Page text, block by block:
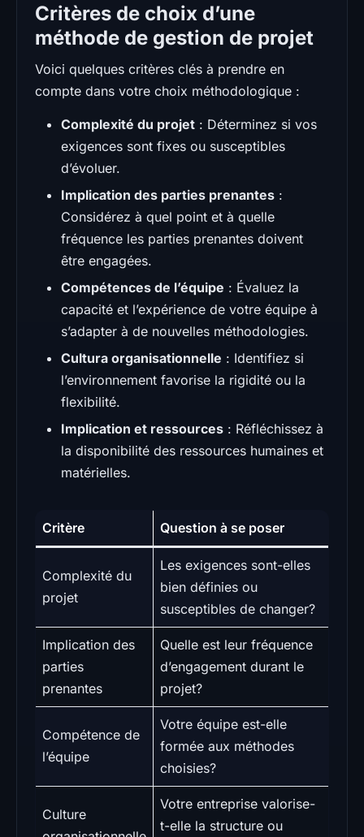
Critères de choix d’une
méthode de gestion de projet
Voici quelques critères clés à prendre en
compte dans votre choix méthodologique :
Complexité du projet : Déterminez si vos
exigences sont fixes ou susceptibles
d’évoluer.
Implication des parties prenantes :
Considérez à quel point et à quelle
fréquence les parties prenantes doivent
être engagées.
Compétences de l’équipe : Évaluez la
capacité et l’expérience de votre équipe à
s’adapter à de nouvelles méthodologies.
Cultura organisationnelle : Identifiez si
l’environnement favorise la rigidité ou la
flexibilité.
Implication et ressources : Réfléchissez à
la disponibilité des ressources humaines et
matérielles.
Critère Question à se poser
Complexité du
projet
Les exigences sont-elles
bien définies ou
susceptibles de changer?
Implication des
parties
prenantes
Quelle est leur fréquence
d’engagement durant le
projet?
Compétence de
l’équipe
Votre équipe est-elle
formée aux méthodes
choisies?
Culture
Votre entreprise valorise-
t-elle la structure ou